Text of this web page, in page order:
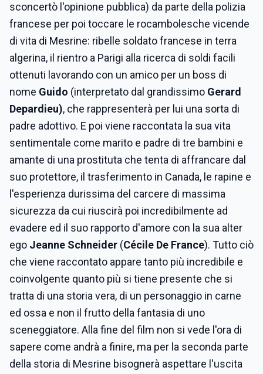
sconcertò l'opinione pubblica) da parte della polizia
francese per poi toccare le rocambolesche vicende
di vita di Mesrine: ribelle soldato francese in terra
algerina, il rientro a Parigi alla ricerca di soldi facili
ottenuti lavorando con un amico per un boss di
nome Guido (interpretato dal grandissimo Gerard
Depardieu), che rappresenterà per lui una sorta di
padre adottivo. E poi viene raccontata la sua vita
sentimentale come marito e padre di tre bambini e
amante di una prostituta che tenta di affrancare dal
suo protettore, il trasferimento in Canada, le rapine e
l'esperienza durissima del carcere di massima
sicurezza da cui riuscirà poi incredibilmente ad
evadere ed il suo rapporto d'amore con la sua alter
ego Jeanne Schneider (Cécile De France). Tutto ciò
che viene raccontato appare tanto più incredibile e
coinvolgente quanto più si tiene presente che si
tratta di una storia vera, di un personaggio in carne
ed ossa e non il frutto della fantasia di uno
sceneggiatore. Alla fine del film non si vede l'ora di
sapere come andrà a finire, ma per la seconda parte
della storia di Mesrine bisognerà aspettare l'uscita